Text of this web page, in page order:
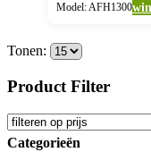
Model: AFH1300
Tonen:
Product Filter
Categorieën